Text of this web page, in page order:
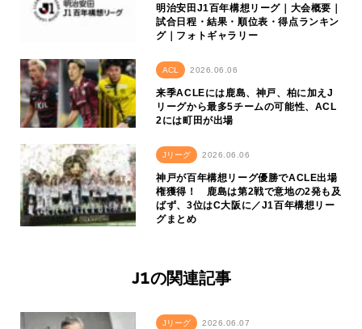
明治安田J1百年構想リーグ｜大会概要｜
試合日程・結果・順位表・得点ランキン
グ｜フォトギャラリー
ACL 2026.06.06
来季ACLEには鹿島、神戸、柏に加えJ
リーグから最多5チームの可能性、ACL
2には町田が出場
Jリーグ 2026.06.06
神戸が百年構想リーグ優勝でACLE出場
権獲得！ 鹿島は第2戦で意地の2発も及
ばず、3位はC大阪に／J1百年構想リー
グまとめ
J1の関連記事
Jリーグ 2026.06.07